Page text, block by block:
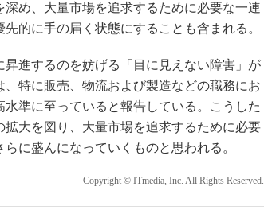
め、大量市場を追求するために必要な一連
的に手の届く状態にすることも含まれる。
進するのを妨げる「目に見えない障害」が
特に販売、物流および製造などの職務にお
準に至っていると報告している。こうした
大を図り、大量市場を追求するために必要
に盛んになっていくものと思われる。
Copyright © ITmedia, Inc. All Rights Reserved.